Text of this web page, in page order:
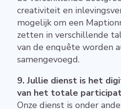
creativiteit en
mogelijk om een
zetten in verschillende
van de enquête worden
samengevoegd.
9. Jullie dienst is het
van het totale
Onze dienst is onder